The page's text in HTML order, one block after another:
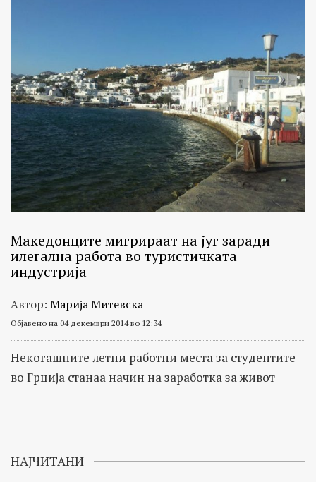
Македонците мигрираат на југ заради
илегална работа во туристичката
индустрија
Автор: Марија Митевска
Објавено на 04 декември 2014 во 12:34
Некогашните летни работни места за студентите
во Грција станаа начин на заработка за живот
НАЈЧИТАНИ